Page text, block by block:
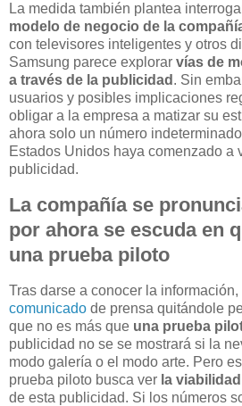
La medida también plantea
modelo de negocio de la
con televisores inteligentes y otros
Samsung parece explorar vías de
a través de la publicidad . Sin
usuarios y posibles implicaciones
obligar a la empresa a matizar su
ahora solo un número
Estados Unidos haya comenzado a
publicidad.
La compañía se
por ahora se escuda en
una prueba piloto
Tras darse a conocer la información,
comunicado de prensa quitándole
que no es más que una prueba
publicidad no se se mostrará si la
modo galería o el modo arte. Pero
prueba piloto busca ver la
de esta publicidad. Si los números